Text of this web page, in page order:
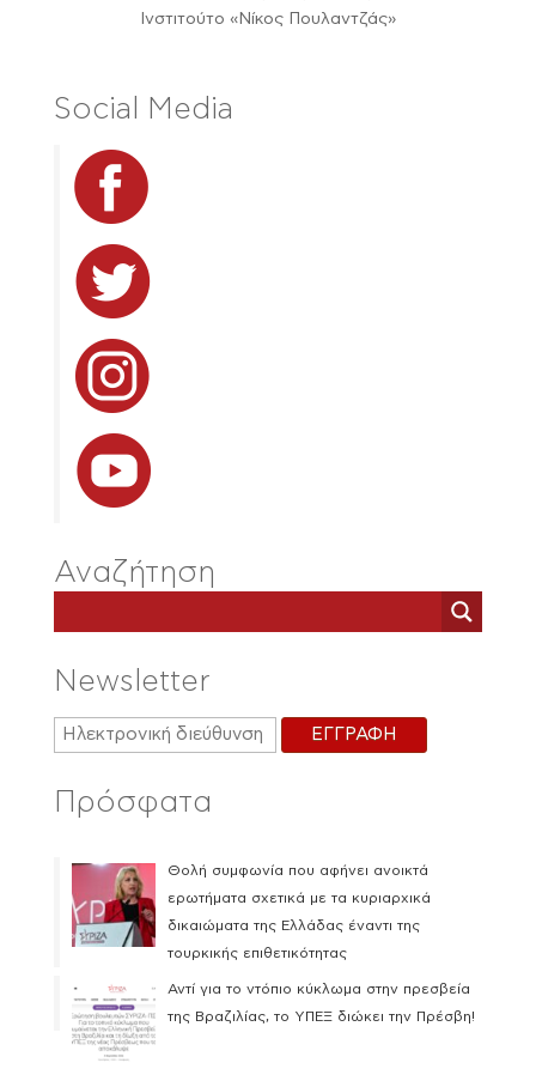
Ινστιτούτο «Νίκος Πουλαντζάς»
Social Media
Αναζήτηση
Newsletter
Πρόσφατα
Θολή συμφωνία που αφήνει ανοικτά
ερωτήματα σχετικά με τα κυριαρχικά
δικαιώματα της Ελλάδας έναντι της
τουρκικής επιθετικότητας
Αντί για το ντόπιο κύκλωμα στην πρεσβεία
της Βραζιλίας, το ΥΠΕΞ διώκει την Πρέσβη!